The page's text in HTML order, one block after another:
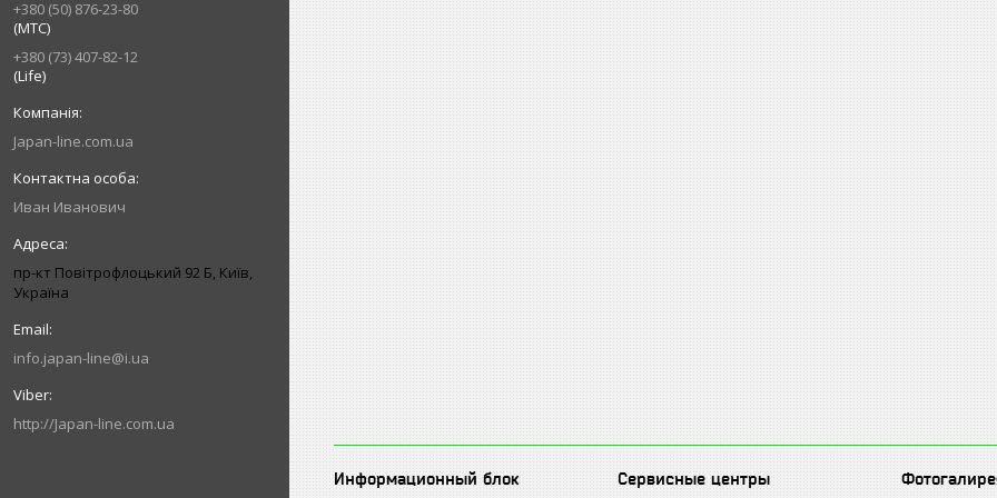
+380 (50) 876-23-80
(МТС)
+380 (73) 407-82-12
(Life)
Japan-line.com.ua
Иван Иванович
пр-кт Повітрофлоцький 92 Б, Київ,
Україна
info.japan-line@i.ua
http://Japan-line.com.ua
Информационный блок Сервисные центры